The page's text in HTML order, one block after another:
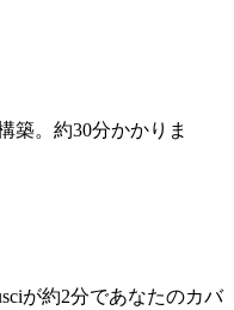
築。約30分かかりま
が約2分であなたのカバ